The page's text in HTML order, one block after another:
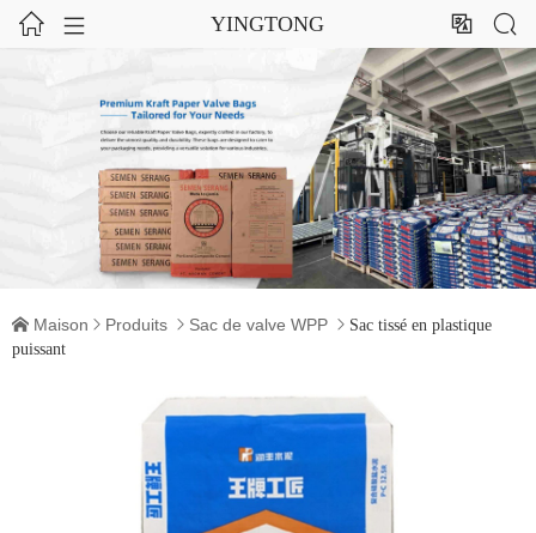
  YINGTONG  
 Maison  Produits  Sac de valve WPP  Sac tissé en plastique
puissant